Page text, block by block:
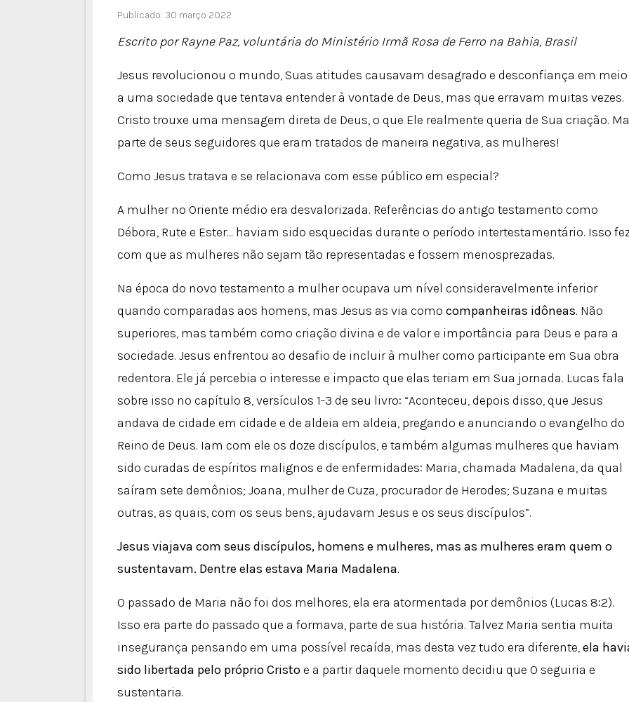
Publicado: 30 março 2022
Escrito por Rayne Paz, voluntária do Ministério Irmã Rosa de Ferro na Bahia, Brasil
Jesus revolucionou o mundo, Suas atitudes causavam desagrado e desconfiança em meio
a uma sociedade que tentava entender à vontade de Deus, mas que erravam muitas vezes.
Cristo trouxe uma mensagem direta de Deus, o que Ele realmente queria de Sua criação.
parte de seus seguidores que eram tratados de maneira negativa, as mulheres!
Como Jesus tratava e se relacionava com esse público em especial?
A mulher no Oriente médio era desvalorizada. Referências do antigo testamento como
Débora, Rute e Ester... haviam sido esquecidas durante o período intertestamentário. Isso
com que as mulheres não sejam tão representadas e fossem menosprezadas.
Na época do novo testamento a mulher ocupava um nível consideravelmente inferior
quando comparadas aos homens, mas Jesus as via como companheiras idôneas. Não
superiores, mas também como criação divina e de valor e importância para Deus e para a
sociedade. Jesus enfrentou ao desafio de incluir à mulher como participante em Sua obra
redentora. Ele já percebia o interesse e impacto que elas teriam em Sua jornada. Lucas fala
sobre isso no capítulo 8, versículos 1-3 de seu livro: “Aconteceu, depois disso, que Jesus
andava de cidade em cidade e de aldeia em aldeia, pregando e anunciando o evangelho do
Reino de Deus. Iam com ele os doze discípulos, e também algumas mulheres que haviam
sido curadas de espíritos malignos e de enfermidades: Maria, chamada Madalena, da qual
saíram sete demônios; Joana, mulher de Cuza, procurador de Herodes; Suzana e muitas
outras, as quais, com os seus bens, ajudavam Jesus e os seus discípulos”.
Jesus viajava com seus discípulos, homens e mulheres, mas as mulheres eram quem o
sustentavam. Dentre elas estava Maria Madalena.
O passado de Maria não foi dos melhores, ela era atormentada por demônios (Lucas 8:2).
Isso era parte do passado que a formava, parte de sua história. Talvez Maria sentia muita
insegurança pensando em uma possível recaída, mas desta vez tudo era diferente,ela
sido libertada pelo próprio Cristoe a partir daquele momento decidiu que O seguiria e
sustentaria.